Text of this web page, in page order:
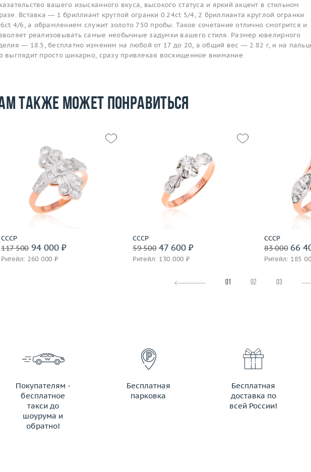
вашего изысканного вкуса, высокого статуса и яркий акцент в стильном
Вставка — 1 бриллиант круглой огранки 0.24ct 5/4, 2 бриллианта круглой огранки
4/6, а обрамлением служит золото 750 пробы. Такое сочетание отлично смотрится и
реализовывать самые необычные задумки вашего стиля. Размер ювелирного
— 18.5, бесплатно изменим на любой от 17 до 20, а общий вес — 2.82 г, и на
выглядит просто шикарно, сразу привлекая восхищенное внимание.
также может понравиться
СССР
117 50094 000 ₽
Ритейл: 260 000 ₽
Материал
золото 585 пробы
Подробнее
СССР
59 50047 600 ₽
Ритейл: 130 000 ₽
Материал
золото 585 пробы
Подробнее
СССР
83 00066
Ритейл: 185
Материал
01 02 03
Покупателям -
бесплатное
такси до
шоурума и
обратно!
ЗАКАЗАТЬ ТАКСИ
Бесплатная
парковка
Бесплатная
доставка по
всей России!